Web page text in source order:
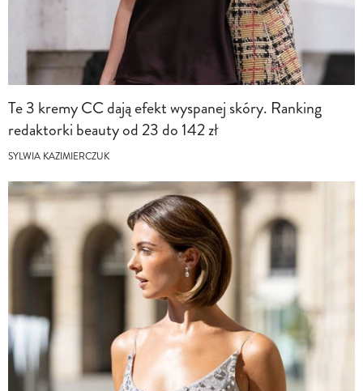
Te 3 kremy CC dają efekt wyspanej skóry. Ranking
redaktorki beauty od 23 do 142 zł
SYLWIA KAZIMIERCZUK